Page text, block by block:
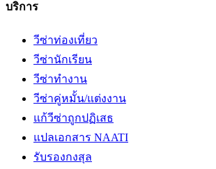
บริการ
วีซ่าท่องเที่ยว
วีซ่านักเรียน
วีซ่าทำงาน
วีซ่าคู่หมั้น/แต่งงาน
แก้วีซ่าถูกปฏิเสธ
แปลเอกสาร NAATI
รับรองกงสุล